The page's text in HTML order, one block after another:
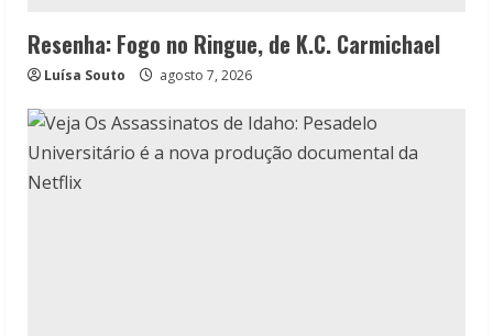
Resenha: Fogo no Ringue, de K.C. Carmichael
Luísa Souto agosto 7, 2026